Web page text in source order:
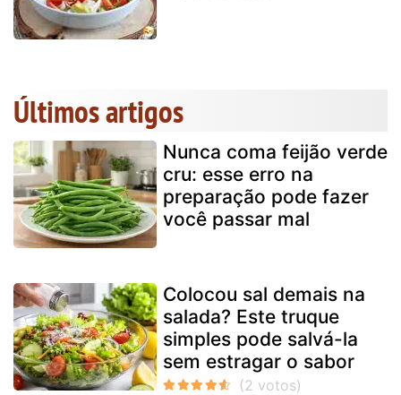
Últimos artigos
Nunca coma feijão verde
cru: esse erro na
preparação pode fazer
você passar mal
Colocou sal demais na
salada? Este truque
simples pode salvá-la
sem estragar o sabor